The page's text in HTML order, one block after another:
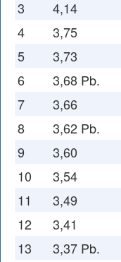
3 4,14
4 3,75
5 3,73
6 3,68 Pb.
7 3,66
8 3,62 Pb.
9 3,60
10 3,54
11 3,49
12 3,41
13 3,37 Pb.